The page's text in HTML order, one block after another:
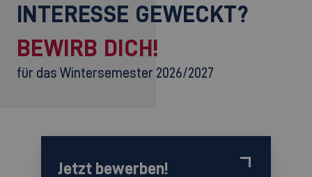
INTERESSE GEWECKT?
BEWIRB DICH!
für das Wintersemester 2026/2027
Jetzt bewerben!